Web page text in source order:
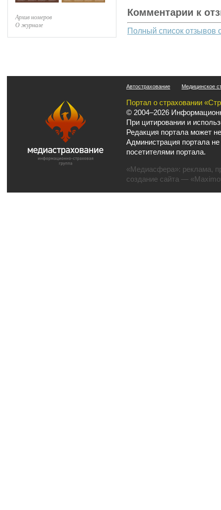
Архив номеров
О журнале
Комментарии к
Полный список отзывов
Автострахование Медицинское
Портал о страховании
© 2004–2026
При цитировании и
Редакция портала может
Администрация портала
посетителями портала.
«Медиасфера»: реклама,
создание сайта —